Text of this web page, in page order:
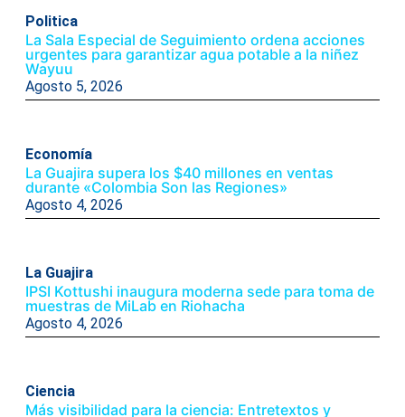
Politica
La Sala Especial de Seguimiento ordena acciones
urgentes para garantizar agua potable a la niñez
Wayuu
Agosto 5, 2026
Economía
La Guajira supera los $40 millones en ventas
durante «Colombia Son las Regiones»
Agosto 4, 2026
La Guajira
IPSI Kottushi inaugura moderna sede para toma de
muestras de MiLab en Riohacha
Agosto 4, 2026
Ciencia
Más visibilidad para la ciencia: Entretextos y